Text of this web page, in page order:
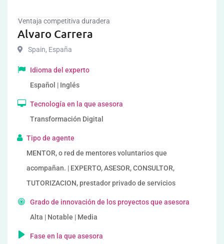
Ventaja competitiva duradera
Alvaro Carrera
Spain, España
Idioma del experto
Español | Inglés
Tecnología en la que asesora
Transformación Digital
Tipo de agente
MENTOR, o red de mentores voluntarios que
acompañan. | EXPERTO, ASESOR, CONSULTOR,
TUTORIZACION, prestador privado de servicios
Grado de innovación de los proyectos que asesora
Alta | Notable | Media
Fase en la que asesora